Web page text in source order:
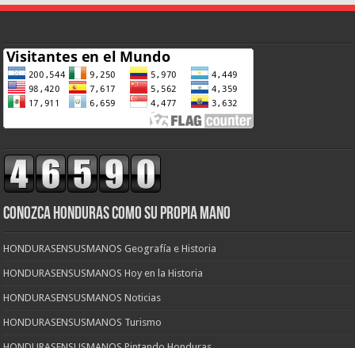
CONOZCA HONDURAS COMO SU PROPIA MANO
HONDURASENSUSMANOS Geografía e Historia
HONDURASENSUSMANOS Hoy en la Historia
HONDURASENSUSMANOS Noticias
HONDURASENSUSMANOS Turismo